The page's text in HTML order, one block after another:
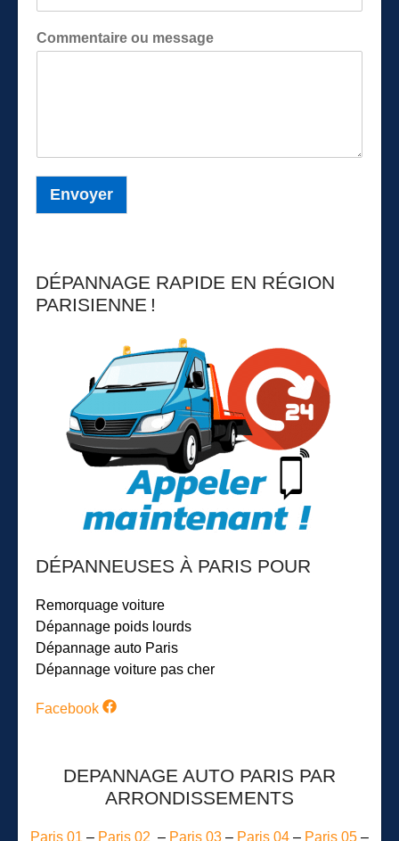
Commentaire ou message
Envoyer
DÉPANNAGE RAPIDE EN RÉGION
PARISIENNE !
DÉPANNEUSES À PARIS POUR
Remorquage voiture
Dépannage poids lourds
Dépannage auto Paris
Dépannage voiture pas cher
Facebook
DEPANNAGE AUTO PARIS PAR
ARRONDISSEMENTS
Paris 01 – Paris 02 – Paris 03 – Paris 04 – Paris 05 –